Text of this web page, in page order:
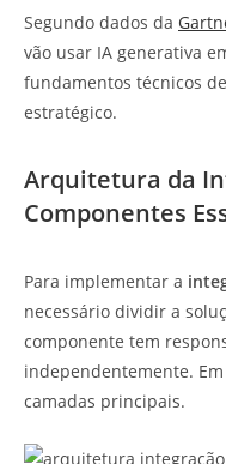
Segundo dados da
vão usar IA generativa
fundamentos técnicos
estratégico.
Arquitetura da
Componentes
Para implementar a
necessário dividir a
componente tem
independentemente.
camadas principais.